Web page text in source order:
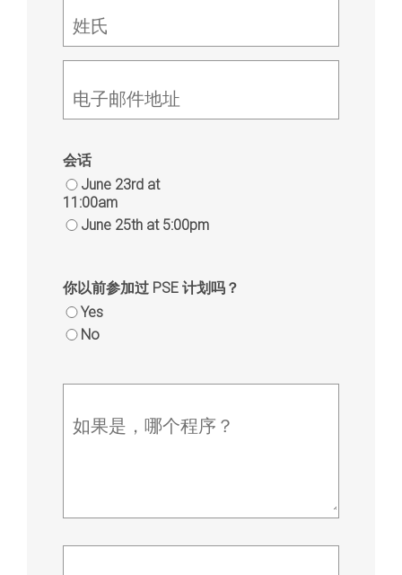
姓氏
电子邮件地址
会话
June 23rd at
11:00am
June 25th at 5:00pm
你以前参加过 PSE 计划吗？
Yes
No
如果是，哪个程序？